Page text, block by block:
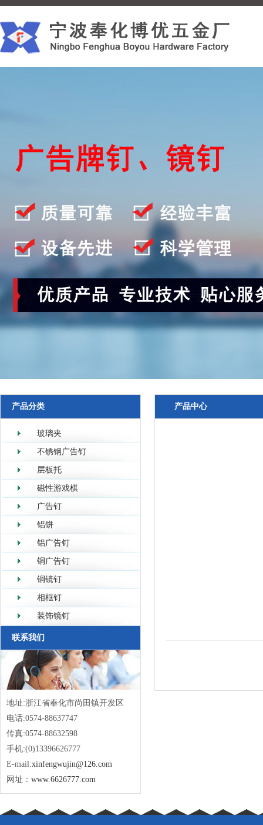
产品分类
玻璃夹
不锈钢广告钉
层板托
磁性游戏棋
广告钉
铝饼
铝广告钉
铜广告钉
铜镜钉
相框钉
装饰镜钉
联系我们
地址:浙江省奉化市尚田镇开发区
电话:0574-88637747
传真:0574-88632598
手机:(0)13396626777
E-mail:xinfengwujin@126.com
网址： www.6626777.com
产品中心